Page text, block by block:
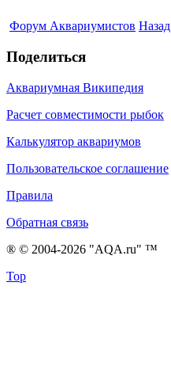
Форум Аквариумистов Назад
Поделиться
Аквариумная Википедия
Расчет совместимости рыбок
Калькулятор аквариумов
Пользовательское соглашение
Правила
Обратная связь
® © 2004-2026 "AQA.ru" ™
Top